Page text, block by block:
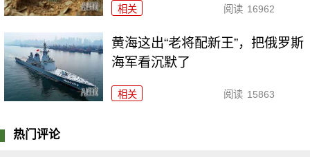
相关 阅读 16962
黄海这出“老将配新王”，把俄罗斯
海军看沉默了
相关 阅读 15863
热门评论